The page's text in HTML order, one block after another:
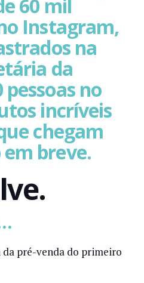
60 mil
Instagram,
na
da
no
incríveis
chegam
breve.
da pré-venda do primeiro